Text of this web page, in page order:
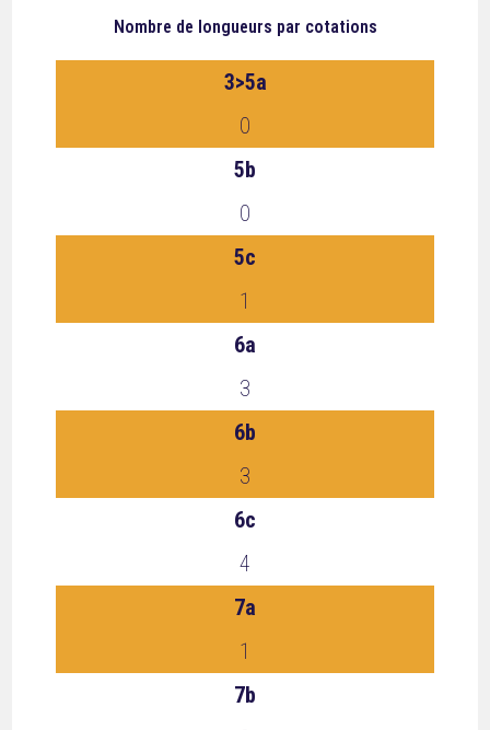
Nombre de longueurs par cotations
3>5a
0
5b
0
5c
1
6a
3
6b
3
6c
4
7a
1
7b